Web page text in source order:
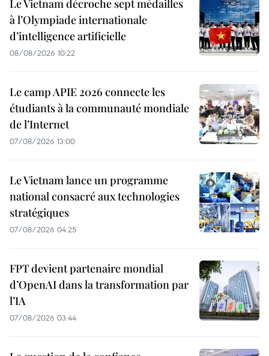
Le Vietnam décroche sept médailles
à l’Olympiade internationale
d’intelligence artificielle
08/08/2026 10:22
Le camp APIE 2026 connecte les
étudiants à la communauté mondiale
de l’Internet
07/08/2026 13:00
Le Vietnam lance un programme
national consacré aux technologies
stratégiques
07/08/2026 04:25
FPT devient partenaire mondial
d’OpenAI dans la transformation par
l’IA
07/08/2026 03:44